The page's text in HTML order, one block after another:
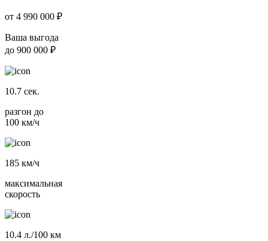
от 4 990 000 ₽
Ваша выгода
до 900 000 ₽
10.7 сек.
разгон до
100 км/ч
185 км/ч
максимальная
скорость
10.4 л./100 км